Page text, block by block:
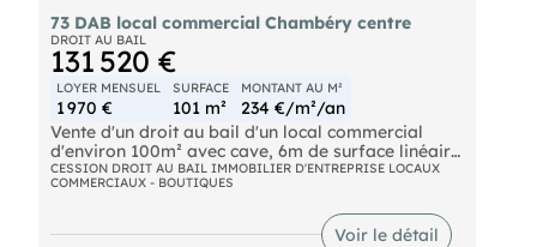
73 DAB local commercial Chambéry centre
DROIT AU BAIL
131 520 €
LOYER MENSUEL
1 970 €
SURFACE
101 m²
MONTANT AU M²
234 €/m²/an
Vente d'un droit au bail d'un local commercial
d'environ 100m² avec cave, 6m de surface linéaire
de vitrine. Rue passante du centre ville avec
places de parking à proximité. Actuellement
activité axée sur équipement de la personne.
Loyer annuel 23642EurosHT. 2100EurosHT de
CESSION DROIT AU BAIL IMMOBILIER D'ENTREPRISE LOCAUX
COMMERCIAUX - BOUTIQUES
Voir le détail